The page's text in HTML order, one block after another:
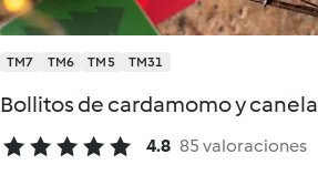
TM7 TM6 TM5 TM31
Bollitos de cardamomo y canela
4.8 85 valoraciones